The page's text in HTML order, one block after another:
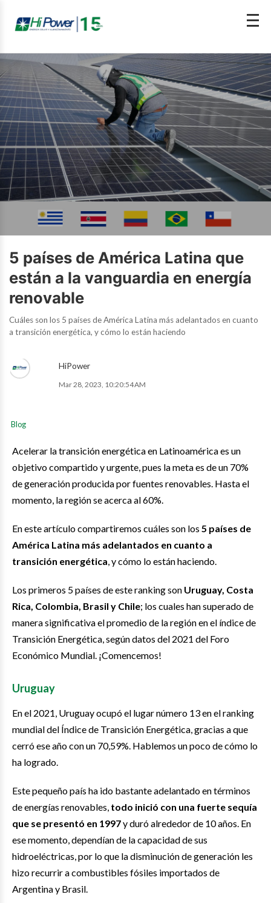
5 países de América Latina que
están a la vanguardia en energía
renovable
Cuáles son los 5 países de América Latina más adelantados en cuanto
a transición energética, y cómo lo están haciendo
HiPower
Mar 28, 2023, 10:20:54 AM
Blog
Acelerar la transición energética en Latinoamérica es un
objetivo compartido y urgente, pues la meta es de un 70%
de generación producida por fuentes renovables. Hasta el
momento, la región se acerca al 60%.
En este artículo compartiremos cuáles son los 5 países de
América Latina más adelantados en cuanto a
transición energética, y cómo lo están haciendo.
Los primeros 5 países de este ranking son Uruguay, Costa
Rica, Colombia, Brasil y Chile; los cuales han superado de
manera significativa el promedio de la región en el índice de
Transición Energética, según datos del 2021 del Foro
Económico Mundial. ¡Comencemos!
Uruguay
En el 2021, Uruguay ocupó el lugar número 13 en el ranking
mundial del Índice de Transición Energética, gracias a que
cerró ese año con un 70,59%. Hablemos un poco de cómo lo
ha logrado.
Este pequeño país ha ido bastante adelantado en términos
de energías renovables, todo inició con una fuerte sequía
que se presentó en 1997y duró alrededor de 10 años. En
ese momento, dependían de la capacidad de sus
hidroeléctricas, por lo que la disminución de generación les
hizo recurrir a combustibles fósiles importados de
Argentina y Brasil.